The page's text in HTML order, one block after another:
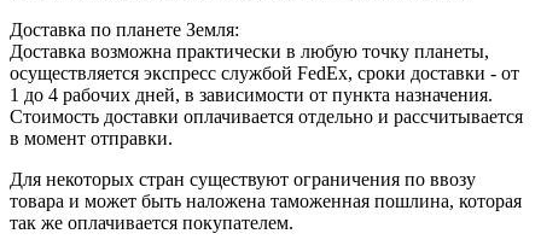
Доставка по планете Земля:
Доставка возможна практически в любую точку планеты,
осуществляется экспресс службой FedEx, сроки доставки - от
1 до 4 рабочих дней, в зависимости от пункта назначения.
Стоимость доставки оплачивается отдельно и рассчитывается
в момент отправки.
Для некоторых стран существуют ограничения по ввозу
товара и может быть наложена таможенная пошлина, которая
так же оплачивается покупателем.